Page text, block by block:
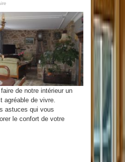
de notre intérieur un
agréable de vivre.
astuces qui vous
le confort de votre